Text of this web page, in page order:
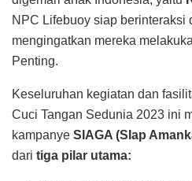
NPC Lifebuoy siap berinteraksi
mengingatkan mereka
Penting.
Keseluruhan kegiatan dan
Cuci Tangan Sedunia 2023 ini
kampanye SIAGA (SIap
dari tiga pilar utama: